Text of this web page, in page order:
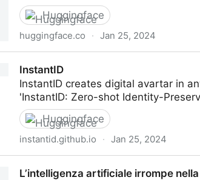
Huggingface
huggingface.co · Jan 25, 2024
InstantID
InstantID creates digital avartar in
'InstantID: Zero-shot Identity-
Huggingface
instantid.github.io · Jan 25, 2024
L’intelligenza artificiale irrompe